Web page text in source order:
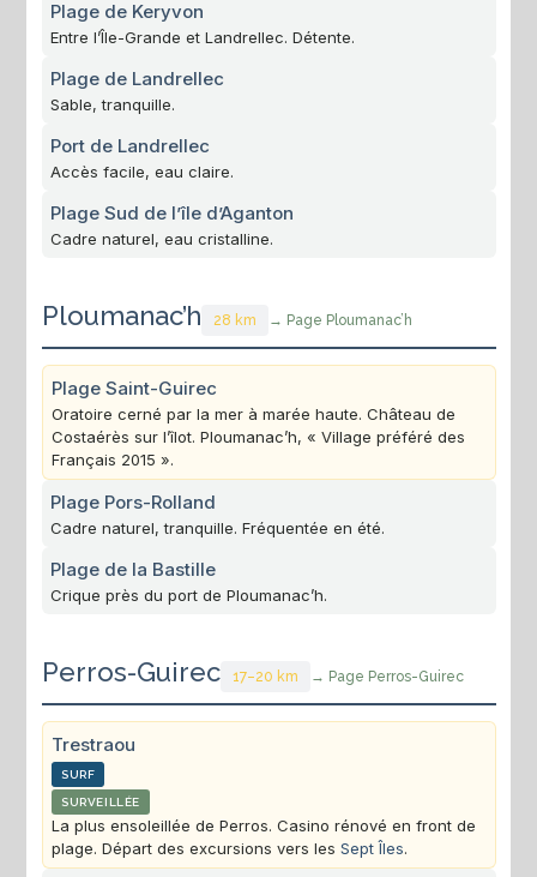
Plage de Keryvon
Entre l’Île-Grande et Landrellec. Détente.
Plage de Landrellec
Sable, tranquille.
Port de Landrellec
Accès facile, eau claire.
Plage Sud de l’île d’Aganton
Cadre naturel, eau cristalline.
Ploumanac’h 28 km → Page Ploumanac’h
Plage Saint-Guirec
Oratoire cerné par la mer à marée haute. Château de
Costaérès sur l’îlot. Ploumanac’h, « Village préféré des
Français 2015 ».
Plage Pors-Rolland
Cadre naturel, tranquille. Fréquentée en été.
Plage de la Bastille
Crique près du port de Ploumanac’h.
Perros-Guirec 17–20 km → Page Perros-Guirec
Trestraou
SURF
SURVEILLÉE
La plus ensoleillée de Perros. Casino rénové en front de
plage. Départ des excursions vers les Sept Îles.